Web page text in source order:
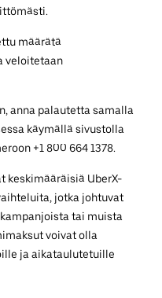
määrätä
veloitetaan
anna palautetta samalla
käymällä sivustolla
+1 800 664 1378.
keskimääräisiä UberX-
jotka johtuvat
tai muista
voivat olla
ja aikataulutetuille